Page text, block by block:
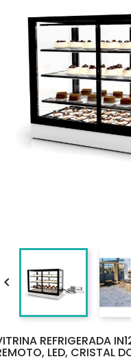
REFRIGERADA
LED, CRISTAL